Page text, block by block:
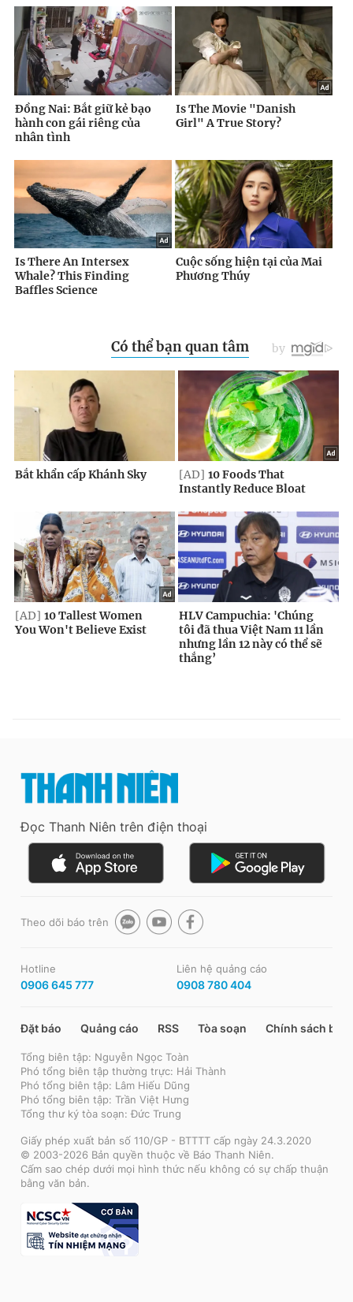
Đọc Thanh Niên trên điện thoại
Theo dõi báo trên
Hotline
0906 645 777
Liên hệ quảng cáo
0908 780 404
Đặt báo Quảng cáo RSS Tòa soạn Chính sách bảo
Tổng biên tập: Nguyễn Ngọc Toàn
Phó tổng biên tập thường trực: Hải Thành
Phó tổng biên tập: Lâm Hiếu Dũng
Phó tổng biên tập: Trần Việt Hưng
Tổng thư ký tòa soạn: Đức Trung
Giấy phép xuất bản số 110/GP - BTTTT cấp ngày 24.3.2020
© 2003-2026 Bản quyền thuộc về Báo Thanh Niên.
Cấm sao chép dưới mọi hình thức nếu không có sự chấp thuận
bằng văn bản.